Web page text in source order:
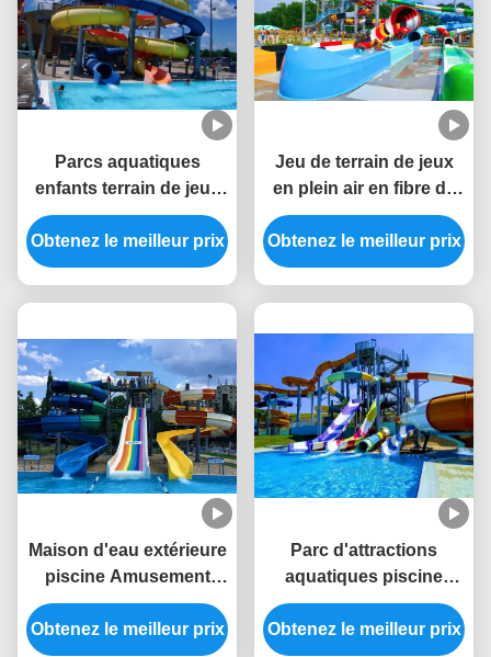
Parcs aquatiques
enfants terrain de jeux
d'eau équipement de
jeux d'été toboggan
aquatique
Obtenez le meilleur prix
Jeu de terrain de jeux
en plein air en fibre de
verre pour piscine
Obtenez le meilleur prix
Maison d'eau extérieure
piscine Amusement
Rides Sport Fibre de
verre toboggan pour les
Obtenez le meilleur prix
Parc d'attractions
aquatiques piscine
extérieure terrain de
jeux pour enfants
Obtenez le meilleur prix